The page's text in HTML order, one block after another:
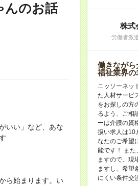
んのお話
いい」など、あな
ら始まります。い
株式
労働者派
働きなが
福祉業界
ニッソーネッ
た人材サービ
をお探しの方
るよう、ご相
ーは介護の資
扱い求人は
なたのご希望
能です！ また
ますので、現
ますし、希望
にくい条件交